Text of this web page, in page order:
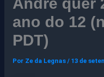
ano do 12
PDT)
Por Ze da Legnas/ 13 de